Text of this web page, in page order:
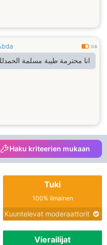
0.6
انا محترمة طيبة مسلمة
Haku kriteerien mukaan
Tuki
100% ilmainen
Kuuntelevat moderaattorit
Vierailijat